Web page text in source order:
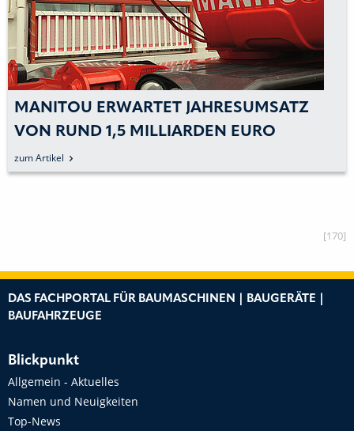
MANITOU ERWARTET JAHRESUMSATZ
VON RUND 1,5 MILLIARDEN EURO
zum Artikel
[170]
DAS FACHPORTAL FÜR BAUMASCHINEN | BAUGERÄTE |
BAUFAHRZEUGE
Blickpunkt
Allgemein - Aktuelles
Namen und Neuigkeiten
Top-News